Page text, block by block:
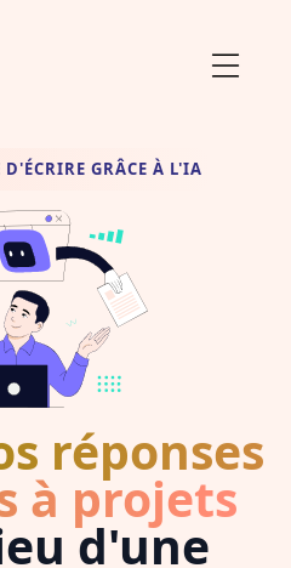
GRÂCE À L'IA
réponses
à projets
d'une